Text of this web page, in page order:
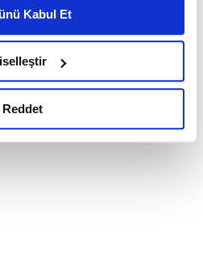
Korunması Kanunu uyarınca
kapsamında
faaliyetleri ile ilgili daha
tıklayınız.
Kabul Et
Reddet